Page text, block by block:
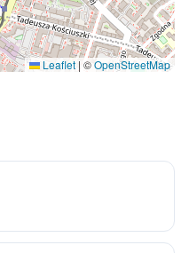
Leaflet |©OpenStreetMap